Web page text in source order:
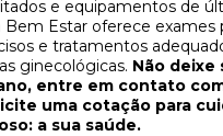
e equipamentos de
Bem Estar oferece exames
e tratamentos
ginecológicas. Não deixe
entre em contato
uma cotação para
a sua saúde.